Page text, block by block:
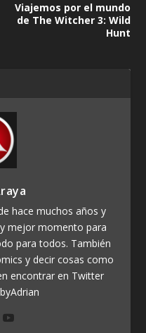
Viajemos por el mundo
de The Witcher 3: Wild
Hunt
hace muchos años y
mejor momento para
para todos. También
y decir cosas como
encontrar en Twitter